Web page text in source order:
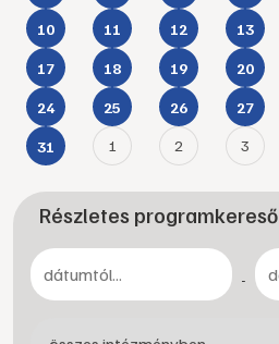
10 11 12 13
17 18 19 20
24 25 26 27
31 1 2 3
Részletes programkereső
-